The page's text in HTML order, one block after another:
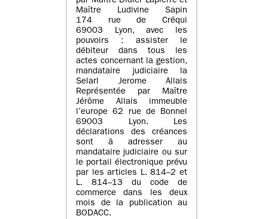
Maître Ludivine Sapin
174 rue de Créqui
69003 Lyon, avec les
pouvoirs : assister le
débiteur dans tous les
actes concernant la gestion,
mandataire judiciaire la
Selarl Jerome Allais
Représentée par Maître
Jérôme Allais immeuble
l’europe 62 rue de Bonnel
69003 Lyon. Les
déclarations des créances
sont à adresser au
mandataire judiciaire ou sur
le portail électronique prévu
par les articles L. 814–2 et
L. 814–13 du code de
commerce dans les deux
mois de la publication au
BODACC.